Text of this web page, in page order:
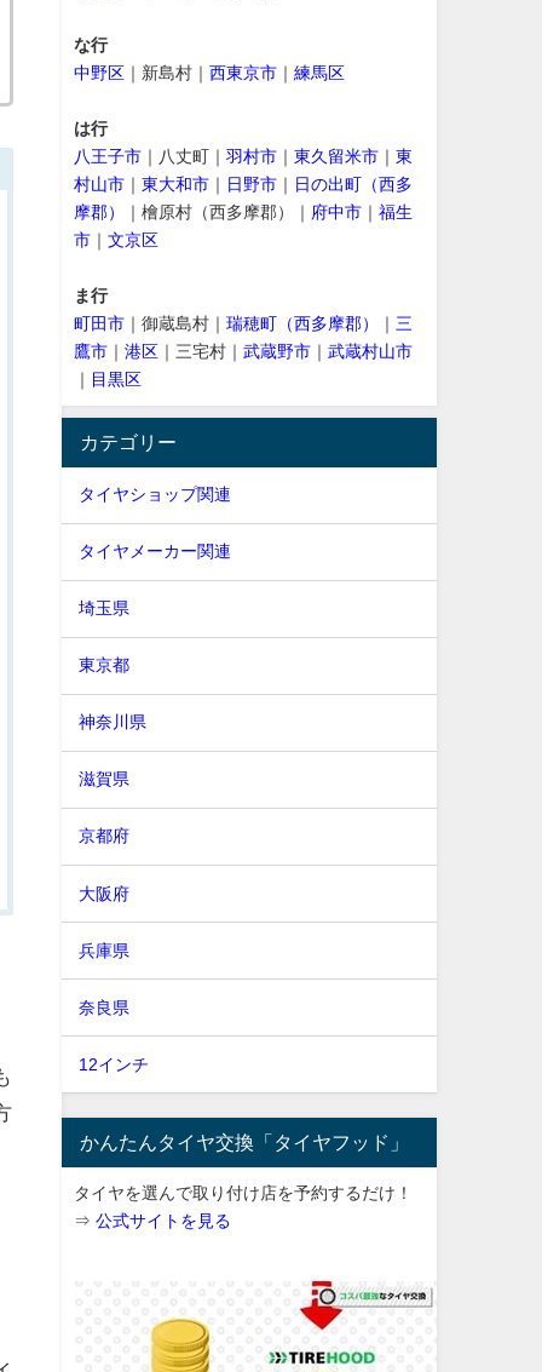
な行
中野区｜新島村｜ 西東京市｜ 練馬区
は行
八王子市｜八丈町｜ 羽村市｜ 東久留米市｜ 東
村山市｜ 東大和市｜ 日野市｜ 日の出町（西多
摩郡）
｜檜原村（西多摩郡）｜ 府中市｜ 福生
市｜ 文京区
ま行
町田市｜御蔵島村｜ 瑞穂町（西多摩郡） ｜ 三
鷹市｜ 港区｜三宅村｜ 武蔵野市｜ 武蔵村山市
｜ 目黒区
カテゴリー
タイヤショップ関連
タイヤメーカー関連
埼玉県
東京都
神奈川県
滋賀県
京都府
大阪府
兵庫県
奈良県
12インチ
かんたんタイヤ交換「タイヤフッド」
タイヤを選んで取り付け店を予約するだけ！
⇒ 公式サイトを見る